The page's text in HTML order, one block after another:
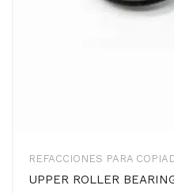
REFACCIONES PARA
UPPER ROLLER